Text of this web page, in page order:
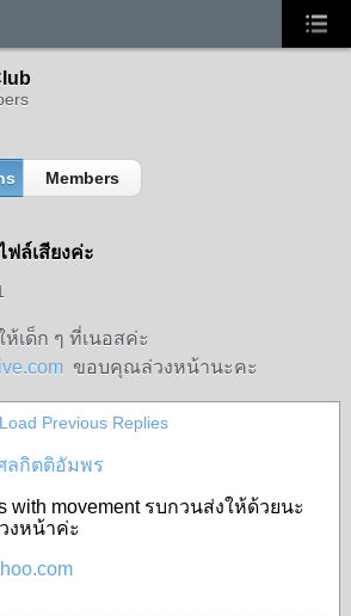
Members
ล์เสียงค่ะ
เด็ก ๆ ที่เนอสค่ะ
ขอบคุณล่วงหน้านะคะ
Load Previous Replies
ลกิตติอัมพร
with movement รบกวนส่งให้ด้วยนะ
งหน้าค่ะ